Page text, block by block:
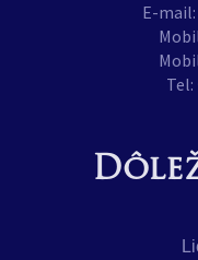
E-mail:
Tel: